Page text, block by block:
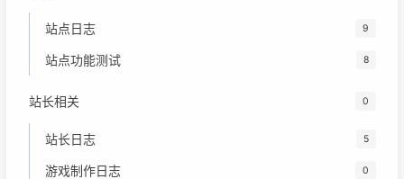
站点日志 9
站点功能测试 8
站长相关 0
站长日志 5
游戏制作日志 0